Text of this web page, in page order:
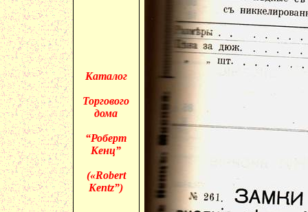
Каталог
Торгового
дома
“Роберт
Кенц”
(«Robert
Kentz”)